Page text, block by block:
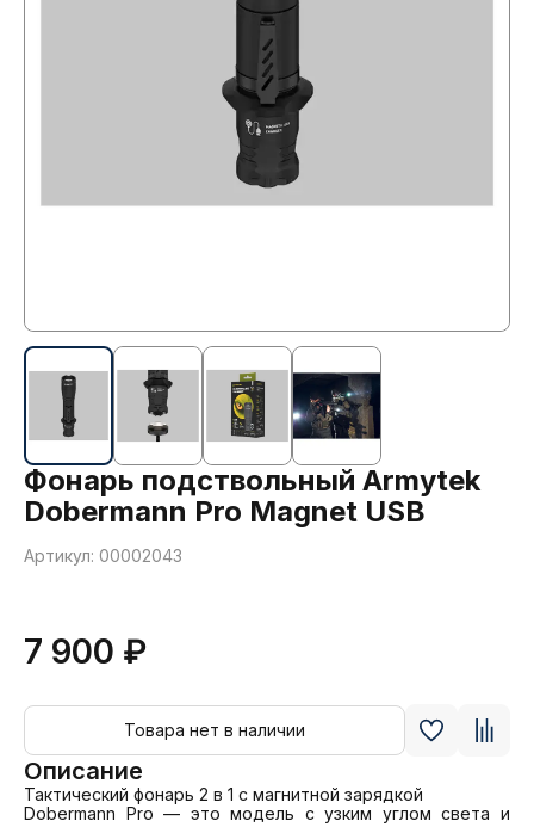
Фонарь подствольный Armytek
Dobermann Pro Magnet USB
Артикул: 00002043
7 900 ₽
Товара нет в наличии
Описание
Тактический фонарь 2 в 1 с магнитной зарядкой
Dobermann Pro — это модель с узким углом света и